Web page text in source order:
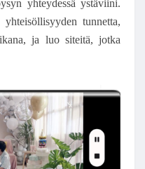
yhteydessä ystäviini.
tunnetta,
ja luo siteitä, jotka